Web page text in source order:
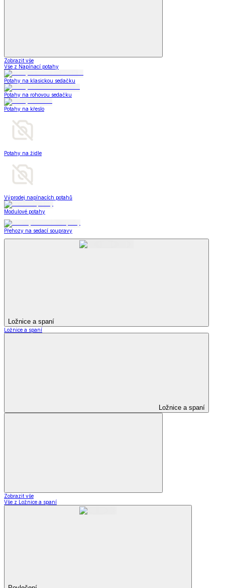
Zobrazit vše
Vše z Napínací potahy
Potahy na klasickou sedačku
Potahy na rohovou sedačku
Potahy na křeslo
Potahy na židle
Výprodej napínacích potahů
Modulové potahy
Přehozy na sedací soupravy
Ložnice a spaní
Ložnice a spaní
Ložnice a spaní
Zobrazit vše
Vše z Ložnice a spaní